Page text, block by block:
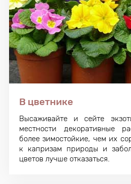
В цветнике
Высаживайте и сейте
местности декоративные
более зимостойкие, чем их
к капризам природы и
цветов лучше отказаться.